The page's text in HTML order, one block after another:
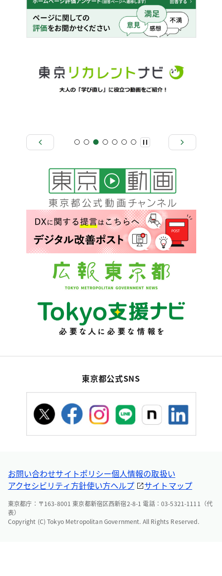
東京都公式SNS
お問い合わせサイトポリシー個人情報の取扱い
アクセシビリティ方針使い方ヘルプ サイトマップ
東京都庁：〒163-8001 東京都新宿区西新宿2-8-1 電話：03-5321-1111（代
表）
Copyright (C) Tokyo Metropolitan Government. All Rights Reserved.